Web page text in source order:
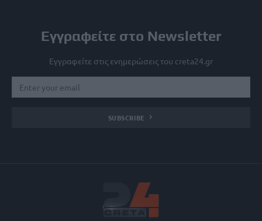
Εγγραφείτε στο Newsletter
Εγγραφείτε στις ενημερώσεις του creta24.gr
SUBSCRIBE